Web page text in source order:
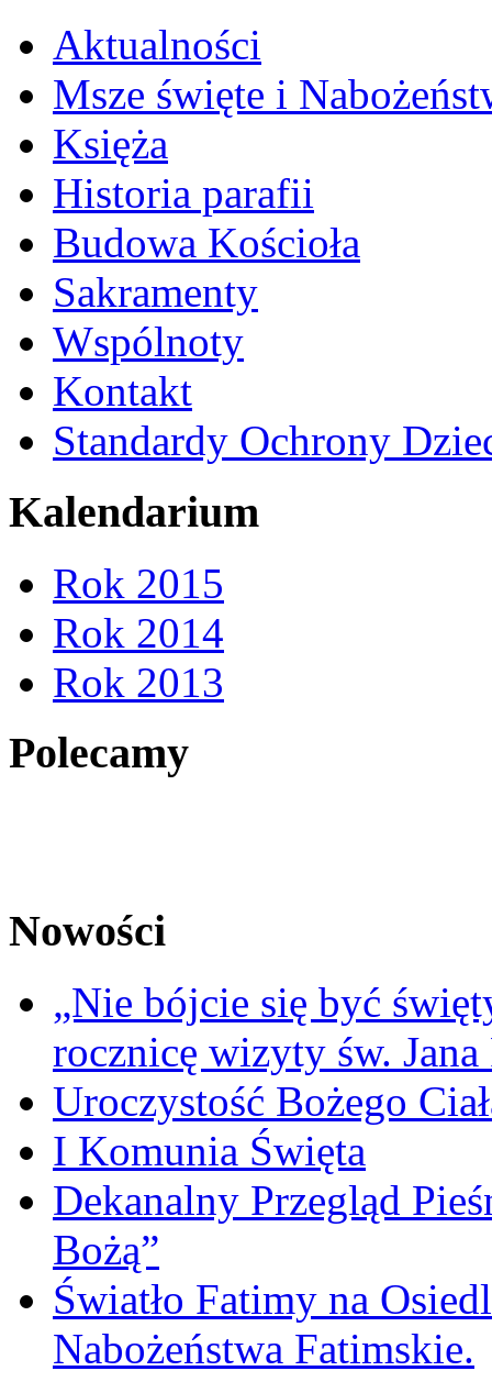
Aktualności
Msze święte i
Księża
Historia parafii
Budowa Kościoła
Sakramenty
Wspólnoty
Kontakt
Standardy Ochrony
Kalendarium
Rok 2015
Rok 2014
Rok 2013
Polecamy
Nowości
„Nie bójcie się być
rocznicę wizyty św.
Uroczystość Bożego
I Komunia Święta
Dekanalny Przegląd
Bożą”
Światło Fatimy na
Nabożeństwa Fatimskie.